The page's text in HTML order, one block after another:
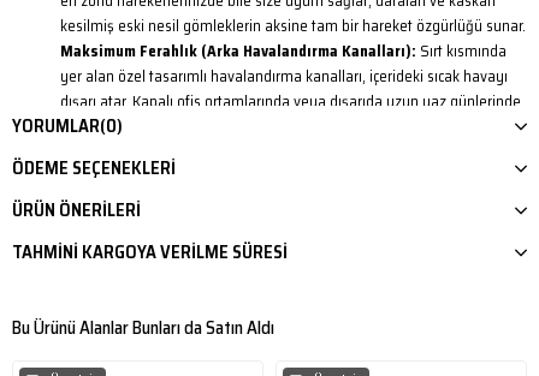
kesilmiş eski nesil gömleklerin aksine tam bir hareket özgürlüğü sunar.
Maksimum Ferahlık (Arka Havalandırma Kanalları): Sırt kısmında
yer alan özel tasarımlı havalandırma kanalları, içerideki sıcak havayı
dışarı atar. Kapalı ofis ortamlarında veya dışarıda uzun yaz günlerinde
terlemeyi minimuma indirerek gün boyu nefes alır.
Bakım Kolaylığı (Hızlı Kuruma ve Ütü İstemez):
ve çabuk kuruyan kumaş teknolojisi sayesinde en yoğun günlerde ve
seyahatlerde bile ütü derdiyle uğraşmadan yıka giy pratikliğini ve
Operasyonel İşlevsellik (Cepler ve Katlanabilir Kol):
teçhizatlarınızı veya kişisel eşyalarınızı güvenle ve kolayca taşımanız
YORUMLAR(0)
ÖDEME SEÇENEKLERI
ÜRÜN ÖNERILERI
TAHMINI KARGOYA VERILME SÜRESI
Bu Ürünü Alanlar Bunları da Satın Aldı